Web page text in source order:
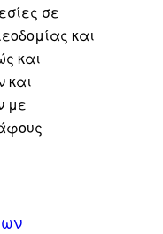
σε
και
και
και
με